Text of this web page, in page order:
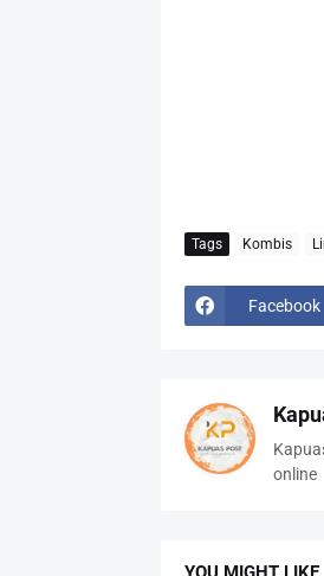
Tags Kombis
Facebook
online